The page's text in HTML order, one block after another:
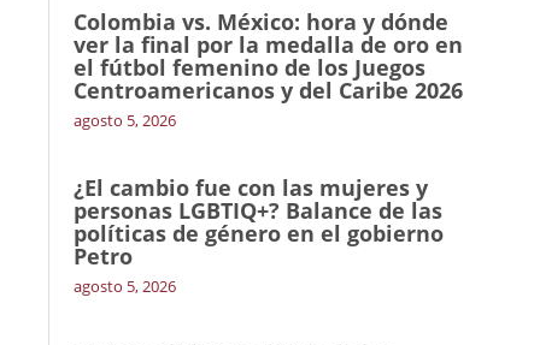
Colombia vs. México: hora y dónde
ver la final por la medalla de oro en
el fútbol femenino de los Juegos
Centroamericanos y del Caribe 2026
agosto 5, 2026
¿El cambio fue con las mujeres y
personas LGBTIQ+? Balance de las
políticas de género en el gobierno
Petro
agosto 5, 2026